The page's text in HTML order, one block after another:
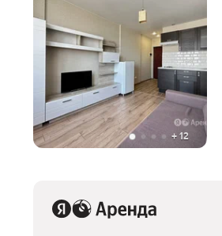
+ 12